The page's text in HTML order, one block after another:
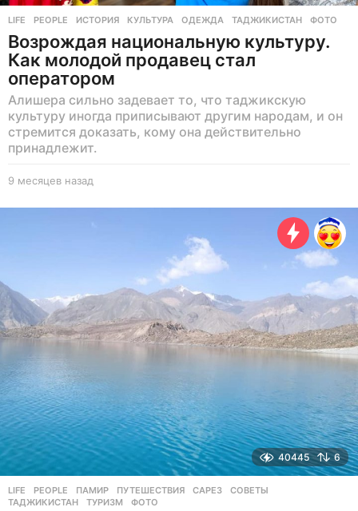
LIFE ,PEOPLE ИСТОРИЯ ,КУЛЬТУРА ,ОДЕЖДА ,ТАДЖИКИСТАН ,ФОТО
Возрождая национальную культуру.
Как молодой продавец стал
оператором
Алишера сильно задевает то, что таджикскую
культуру иногда приписывают другим народам, и он
стремится доказать, кому она действительно
принадлежит.
9 месяцев назад
е
з
40445 6
LIFE ,PEOPLE ПАМИР ,ПУТЕШЕСТВИЯ ,САРЕЗ ,СОВЕТЫ
ТАДЖИКИСТАН
,ТУРИЗМ ,ФОТО